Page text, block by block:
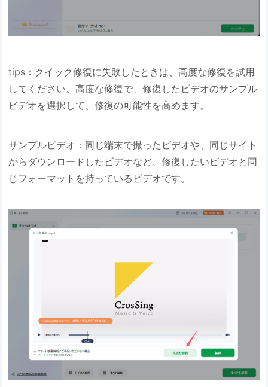
tips：クイック修復に失敗したときは、高度な修復を試用
してください。高度な修復で、修復したビデオのサンプル
ビデオを選択して、修復の可能性を高めます。
サンプルビデオ：同じ端末で撮ったビデオや、同じサイト
からダウンロードしたビデオなど、修復したいビデオと同
じフォーマットを持っているビデオです。